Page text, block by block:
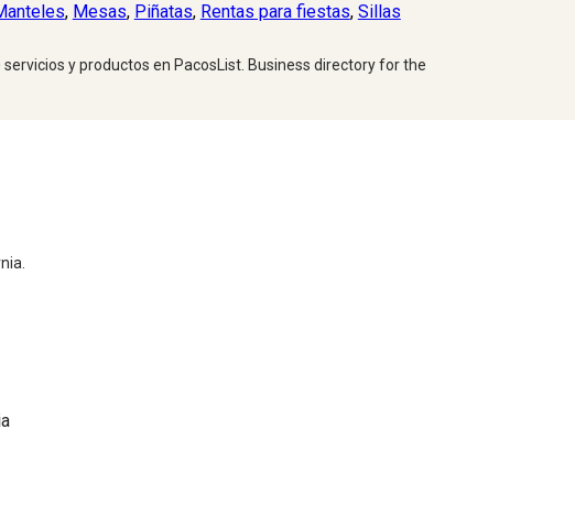
, Mesas, Piñatas, Rentas para fiestas, Sillas
y productos en PacosList. Business directory for the